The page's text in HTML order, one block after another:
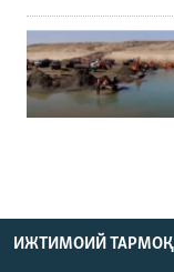
ИЖТИМОИЙ